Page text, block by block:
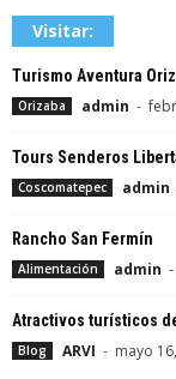
Visitar:
Turismo Aventura
Orizaba admin -
Tours Senderos
Coscomatepec admin
Rancho San Fermín
Alimentación admin -
Atractivos turísticos
Blog ARVI - mayo